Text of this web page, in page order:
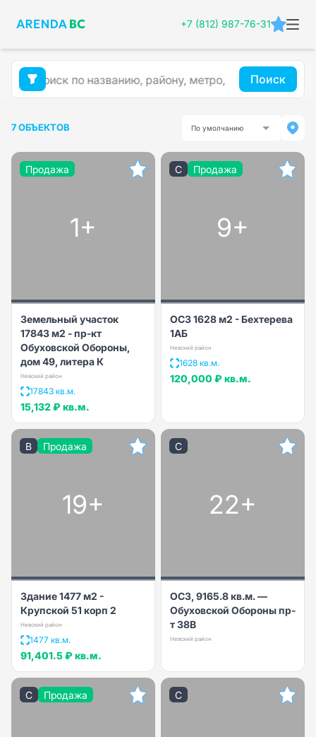
+7 (812) 987-76-31
Поиск
7 ОБЪЕКТОВ По умолчанию
Продажа
1+
Земельный участок
17843 м2 - пр-кт
Обуховской Обороны,
дом 49, литера К
Невский район
17843 кв.м.
15,132 ₽ кв.м.
C Продажа
9+
ОСЗ 1628 м2 - Бехтерева
1АБ
Невский район
1628 кв.м.
120,000 ₽ кв.м.
B Продажа
19+
Здание 1477 м2 -
Крупской 51 корп 2
Невский район
1477 кв.м.
91,401.5 ₽ кв.м.
C
22+
ОСЗ, 9165.8 кв.м. —
Обуховской Обороны пр-
т 38В
Невский район
C Продажа C